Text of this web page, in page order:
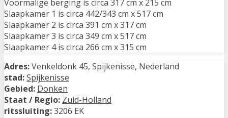
Voormalige berging is circa 317 cm x 215 cm
Slaapkamer 1 is circa 442/343 cm x 517 cm
Slaapkamer 2 is circa 391 cm x 317 cm
Slaapkamer 3 is circa 349 cm x 517 cm
Slaapkamer 4 is circa 266 cm x 315 cm
Adres:Venkeldonk 45, Spijkenisse, Nederland
stad:Spijkenisse
Gebied: Donken
Staat / Regio: Zuid-Holland
ritssluiting:3206 EK